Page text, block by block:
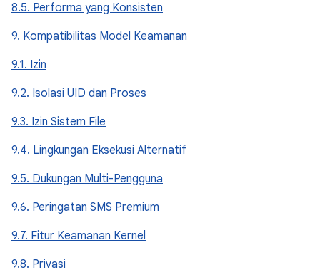
8.5. Performa yang Konsisten
9. Kompatibilitas Model Keamanan
9.1. Izin
9.2. Isolasi UID dan Proses
9.3. Izin Sistem File
9.4. Lingkungan Eksekusi Alternatif
9.5. Dukungan Multi-Pengguna
9.6. Peringatan SMS Premium
9.7. Fitur Keamanan Kernel
9.8. Privasi